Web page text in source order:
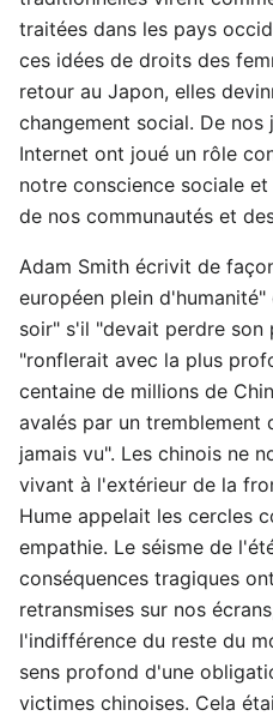
traitées dans les pays
ces idées de droits des
retour au Japon, elles
changement social. De
Internet ont joué un rôle
notre conscience sociale
de nos communautés et
Adam Smith écrivit de
européen plein
soir" s'il "devait perdre
"ronflerait avec la plus
centaine de millions de
avalés par un tremblement
jamais vu". Les chinois ne
vivant à l'extérieur de la
Hume appelait les cercles
empathie. Le séisme de
conséquences tragiques
retransmises sur nos
l'indifférence du reste du
sens profond d'une
victimes chinoises. Cela